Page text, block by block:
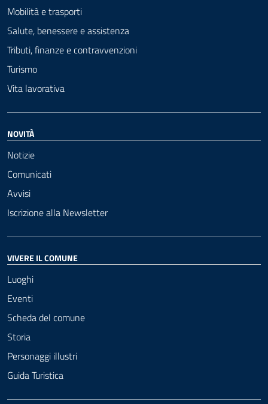
Mobilità e trasporti
Salute, benessere e assistenza
Tributi, finanze e contravvenzioni
Turismo
Vita lavorativa
NOVITÀ
Notizie
Comunicati
Avvisi
Iscrizione alla Newsletter
VIVERE IL COMUNE
Luoghi
Eventi
Scheda del comune
Storia
Personaggi illustri
Guida Turistica